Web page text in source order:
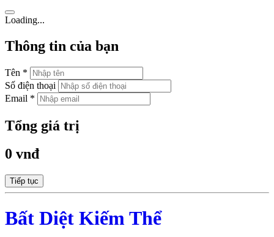
Loading...
Thông tin của bạn
Tên *
Số điện thoại
Email *
Tổng giá trị
0 vnđ
Tiếp tục
Bất Diệt Kiếm Thể